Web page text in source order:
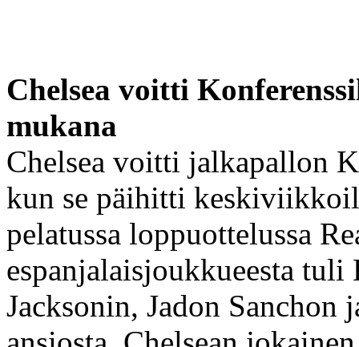
Chelsea voitti
mukana
Chelsea voitti jalkapallon
kun se päihitti
pelatussa loppuottelussa
espanjalaisjoukkueesta
Jacksonin, Jadon Sanchon